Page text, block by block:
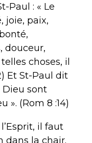
Paul : « Le
joie, paix,
douceur,
choses, il
Et St-Paul dit
Dieu sont
». (Rom 8 :14)
il faut
dans la chair.